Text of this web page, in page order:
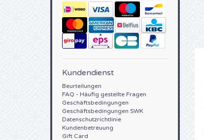
Kundendienst
Beurteilungen
FAQ - Häufig gestellte Fragen
Geschäftsbedingungen
Geschäftsbedingungen SWK
Datenschutzrichtlinie
Kundenbetreuung
Gift Card